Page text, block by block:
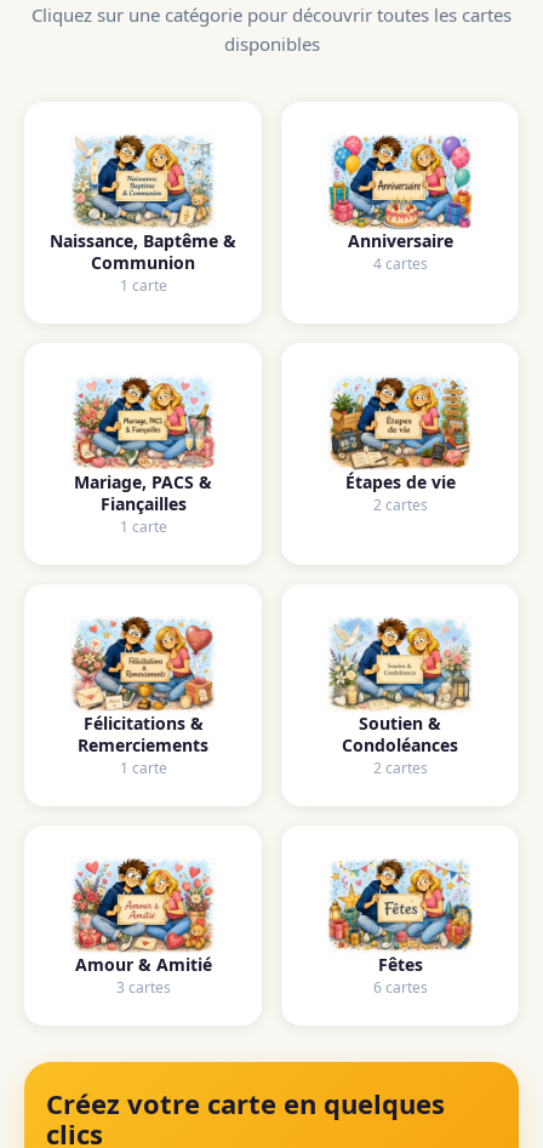
Cliquez sur une catégorie pour découvrir toutes les cartes
disponibles
Naissance, Baptême &
Communion
1 carte
Anniversaire
4 cartes
Mariage, PACS &
Fiançailles
1 carte
Étapes de vie
2 cartes
Félicitations &
Remerciements
1 carte
Soutien &
Condoléances
2 cartes
Amour & Amitié
3 cartes
Fêtes
6 cartes
Créez votre carte en quelques
clics